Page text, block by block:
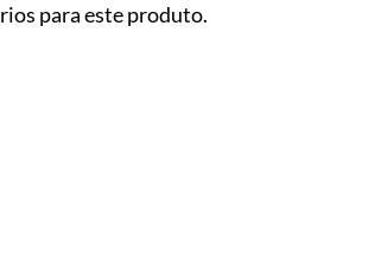
para este produto.